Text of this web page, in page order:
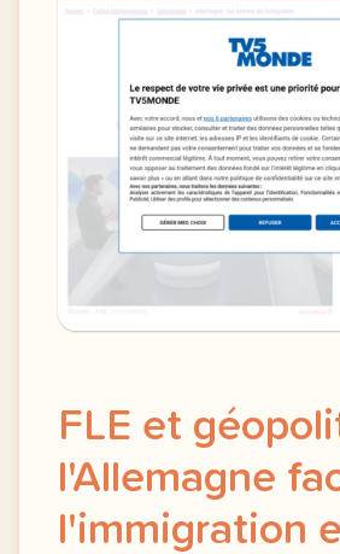
FLE et
l'Allemagne
l'immigration